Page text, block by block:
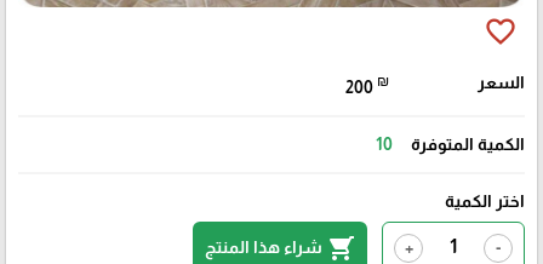
favorite_border
السعر 200 ₪
الكمية المتوفرة 10
اختر الكمية
-
+
shopping_cart شراء هذا المنتج